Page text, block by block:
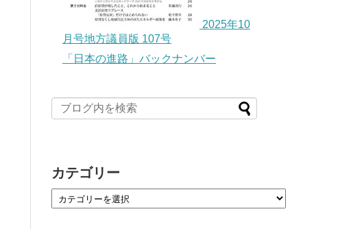
2025年10
月号地方議員版 107号
「日本の進路」バックナンバー
カテゴリー